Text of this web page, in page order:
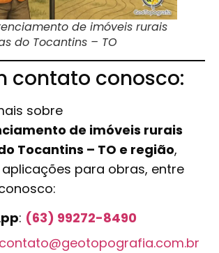
de imóveis rurais
do Tocantins – TO
contato conosco:
sobre
de imóveis rurais
Tocantins – TO e região,
para obras, entre
: (63) 99272-8490
contato@geotopografia.com.br